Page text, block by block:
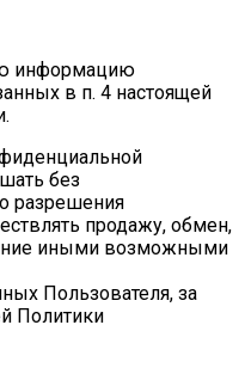
информацию
в п. 4 настоящей
без
разрешения
продажу, обмен,
иными возможными
Пользователя, за
Политики